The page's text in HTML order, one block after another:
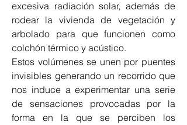
excesiva radiación solar, además de
rodear la vivienda de vegetación y
arbolado para que funcionen como
colchón térmico y acústico.
Estos volúmenes se unen por puentes
invisibles generando un recorrido que
nos induce a experimentar una serie
de sensaciones provocadas por la
forma en la que se perciben los